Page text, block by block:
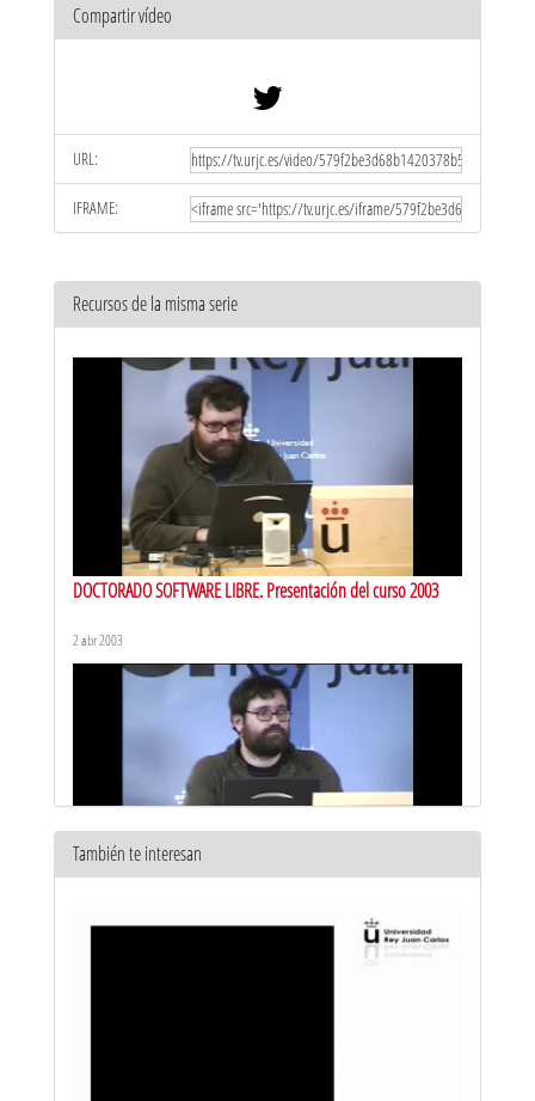
Compartir vídeo
URL:
IFRAME:
Recursos de la misma serie
DOCTORADO SOFTWARE LIBRE. Presentación del curso 2003
2 abr 2003
También te interesan